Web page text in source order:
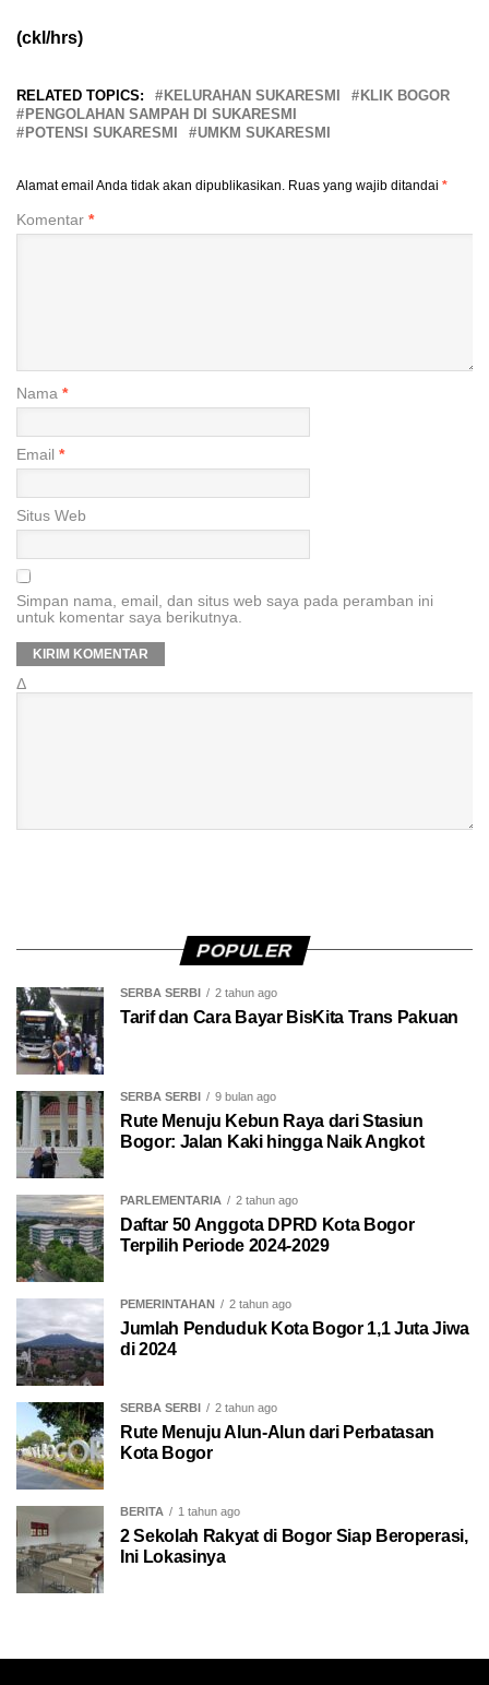
(ckl/hrs)
RELATED TOPICS: KELURAHAN SUKARESMI
KLIK BOGOR
PENGOLAHAN SAMPAH DI SUKARESMI
POTENSI SUKARESMI
UMKM SUKARESMI
Alamat email Anda tidak akan dipublikasikan. Ruas yang wajib ditandai *
Komentar *
Nama *
Email *
Situs Web
Simpan nama, email, dan situs web saya pada peramban ini
untuk komentar saya berikutnya.
Δ
POPULER
SERBA SERBI 2 tahun ago
Tarif dan Cara Bayar BisKita Trans Pakuan
SERBA SERBI 9 bulan ago
Rute Menuju Kebun Raya dari Stasiun
Bogor: Jalan Kaki hingga Naik Angkot
PARLEMENTARIA 2 tahun ago
Daftar 50 Anggota DPRD Kota Bogor
Terpilih Periode 2024-2029
PEMERINTAHAN 2 tahun ago
Jumlah Penduduk Kota Bogor 1,1 Juta Jiwa
di 2024
SERBA SERBI 2 tahun ago
Rute Menuju Alun-Alun dari Perbatasan
Kota Bogor
BERITA 1 tahun ago
2 Sekolah Rakyat di Bogor Siap Beroperasi,
Ini Lokasinya